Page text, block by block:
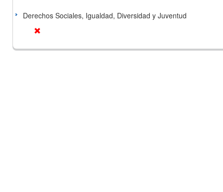
Derechos Sociales, Igualdad, Diversidad y Juventud